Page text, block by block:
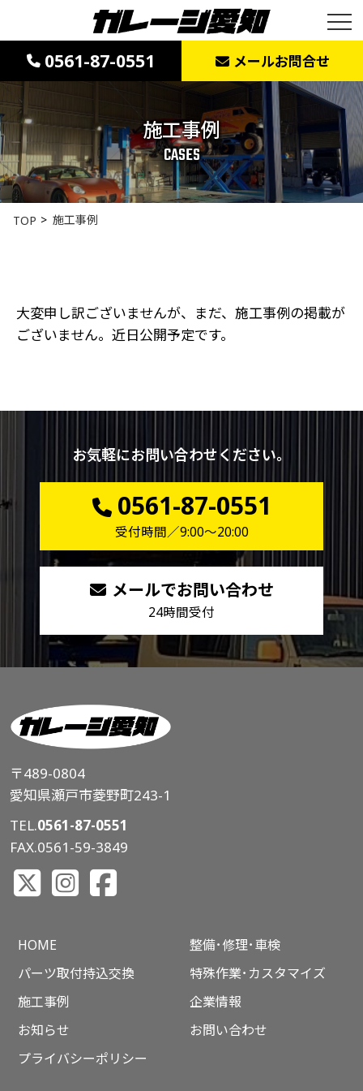
0561-87-0551 メールお問合せ
施工事例
CASES
TOP 施工事例
大変申し訳ございませんが、まだ、施工事例の掲載が
ございません。近日公開予定です。
お気軽にお問い合わせください。
0561-87-0551
受付時間／9:00～20:00
メールでお問い合わせ
24時間受付
〒489-0804
愛知県瀬戸市菱野町243-1
TEL.0561-87-0551
FAX.0561-59-3849
HOME
整備･修理･車検
パーツ取付持込交換
特殊作業･カスタマイズ
施工事例
企業情報
お知らせ
お問い合わせ
プライバシーポリシー